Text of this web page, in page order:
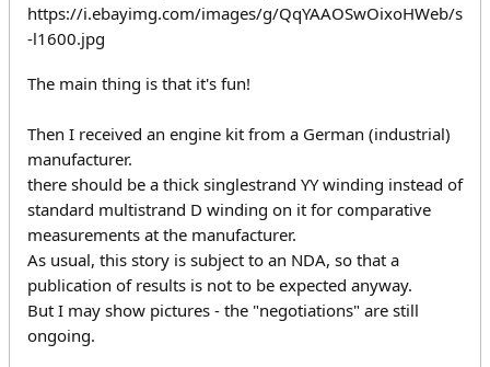
https://i.ebayimg.com/images/g/QqYAAOSwOixoHWeb/s
-l1600.jpg
The main thing is that it's fun!
Then I received an engine kit from a German (industrial)
manufacturer.
there should be a thick singlestrand YY winding instead of
standard multistrand D winding on it for comparative
measurements at the manufacturer.
As usual, this story is subject to an NDA, so that a
publication of results is not to be expected anyway.
But I may show pictures - the "negotiations" are still
ongoing.